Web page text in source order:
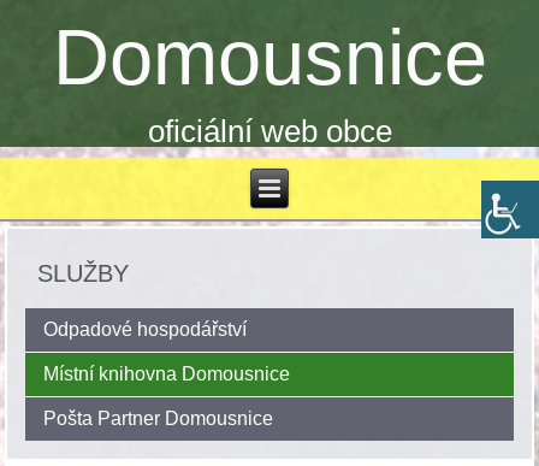
Domousnice
oficiální web obce
SLUŽBY
Odpadové hospodářství
Místní knihovna Domousnice
Pošta Partner Domousnice